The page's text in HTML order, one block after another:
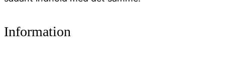
Information